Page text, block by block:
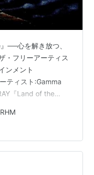
──心を解き放つ、
・フリーアーティス
ンメント
ティスト:Gamma
『Land of the
ッセージ 📀アルバ
メンバー・ゲスト
で蘇る“熱” 🎼楽曲レ